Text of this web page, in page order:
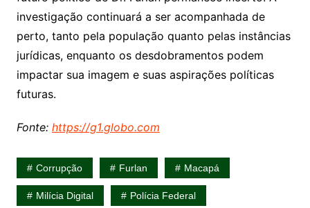
investigação continuará a ser acompanhada de
perto, tanto pela população quanto pelas instâncias
jurídicas, enquanto os desdobramentos podem
impactar sua imagem e suas aspirações políticas
futuras.
Fonte: https://g1.globo.com
Corrupção Furlan Macapá
Milícia Digital Polícia Federal